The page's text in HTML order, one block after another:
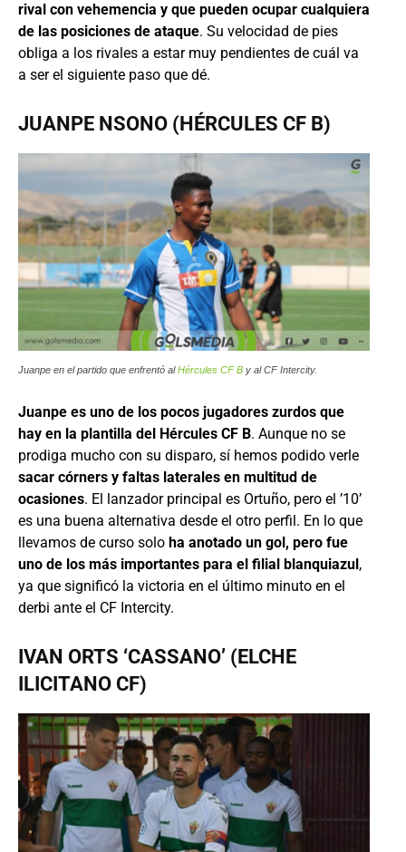
rival con vehemencia y que pueden ocupar cualquiera
de las posiciones de ataque. Su velocidad de pies
obliga a los rivales a estar muy pendientes de cuál va
a ser el siguiente paso que dé.
JUANPE NSONO (HÉRCULES CF B)
Juanpe en el partido que enfrentó alHércules CF B y al CF Intercity.
Juanpe es uno de los pocos jugadores zurdos que
hay en la plantilla del Hércules CF B. Aunque no se
prodiga mucho con su disparo, sí hemos podido verle
sacar córners y faltas laterales en multitud de
ocasiones. El lanzador principal es Ortuño, pero el ’10’
es una buena alternativa desde el otro perfil. En lo que
llevamos de curso solo ha anotado un gol, pero fue
uno de los más importantes para el filial blanquiazul ,
ya que significó la victoria en el último minuto en el
derbi ante el CF Intercity.
IVAN ORTS ‘CASSANO’ (ELCHE
ILICITANO CF)